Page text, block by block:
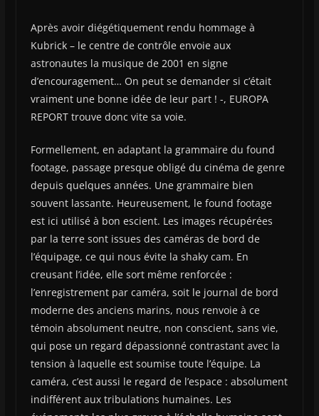
Après avoir diégétiquement rendu hommage à
Kubrick – le centre de contrôle envoie aux
astronautes la musique de 2001 en signe
d’encouragement… On peut se demander si c’était
vraiment une bonne idée de leur part ! -, EUROPA
REPORT trouve donc vite sa voie.
Formellement, en adaptant la grammaire du found
footage, passage presque obligé du cinéma de genre
depuis quelques années. Une grammaire bien
souvent lassante. Heureusement, le found footage
est ici utilisé à bon escient. Les images récupérées
par la terre sont issues des caméras de bord de
l’équipage, ce qui nous évite la shaky cam. En
creusant l’idée, elle sort même renforcée :
l’enregistrement par caméra, soit le journal de bord
moderne des anciens marins, nous renvoie à ce
témoin absolument neutre, non conscient, sans vie,
qui pose un regard dépassionné contrastant avec la
tension à laquelle est soumise toute l’équipe. La
caméra, c’est aussi le regard de l’espace : absolument
indifférent aux tribulations humaines. Les